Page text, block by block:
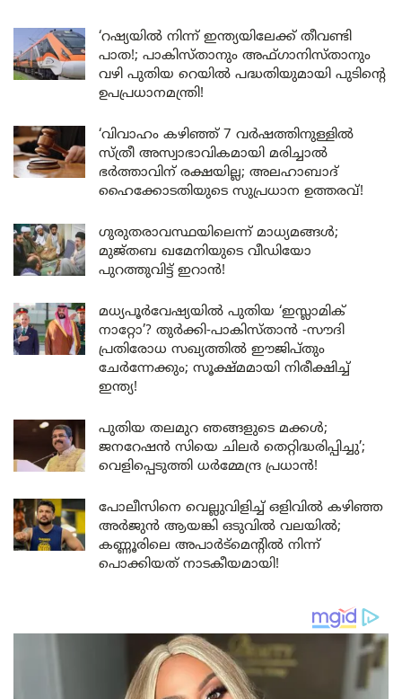
‘റഷ്യയിൽ നിന്ന് ഇന്ത്യയിലേക്ക് തീവണ്ടി
പാത!; പാകിസ്താനും അഫ്ഗാനിസ്താനും
വഴി പുതിയ റെയിൽ പദ്ധതിയുമായി പുടിന്റെ
ഉപപ്രധാനമന്ത്രി!
‘വിവാഹം കഴിഞ്ഞ് 7 വർഷത്തിനുള്ളിൽ
സ്ത്രീ അസ്വാഭാവികമായി മരിച്ചാൽ
ഭർത്താവിന് രക്ഷയില്ല; അലഹാബാദ്
ഹൈക്കോടതിയുടെ സുപ്രധാന ഉത്തരവ്!
ഗുരുതരാവസ്ഥയിലെന്ന് മാധ്യമങ്ങൾ;
മുജ്തബ ഖമേനിയുടെ വീഡിയോ
പുറത്തുവിട്ട് ഇറാൻ!
മധ്യപൂർവേഷ്യയിൽ പുതിയ ‘ഇസ്ലാമിക്
നാറ്റോ’? തുർക്കി-പാകിസ്താൻ -സൗദി
പ്രതിരോധ സഖ്യത്തിൽ ഈജിപ്തും
ചേർന്നേക്കും; സൂക്ഷ്മമായി നിരീക്ഷിച്ച്
ഇന്ത്യ!
പുതിയ തലമുറ ഞങ്ങളുടെ മക്കൾ;
ജനറേഷൻ സിയെ ചിലർ തെറ്റിദ്ധരിപ്പിച്ചു’;
വെളിപ്പെടുത്തി ധർമ്മേന്ദ്ര പ്രധാൻ!
പോലീസിനെ വെല്ലുവിളിച്ച് ഒളിവിൽ കഴിഞ്ഞ
അർജുൻ ആയങ്കി ഒടുവിൽ വലയിൽ;
കണ്ണൂരിലെ അപാർട്മെന്റിൽ നിന്ന്
പൊക്കിയത് നാടകീയമായി!